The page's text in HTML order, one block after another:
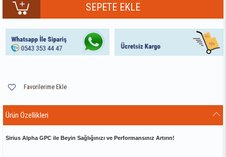
Favorilerime Ekle
Ürün Özellikleri
Sirius Alpha GPC ile Beyin Sağlığınızı ve Performansınız Artırın!